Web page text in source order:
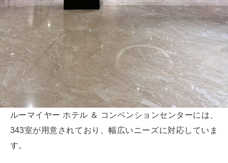
ルーマイヤー ホテル ＆ コンベンションセンターには、
343室が用意されており、幅広いニーズに対応していま
す。